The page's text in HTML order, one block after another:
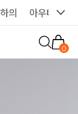
하의 아우터
0